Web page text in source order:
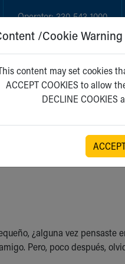
Operator:330-543-1000
¿alguna vez pensaste
Pero, poco después,
/Cookie Warning
content may set cookies
ACCEPT COOKIES to allow
DECLINE